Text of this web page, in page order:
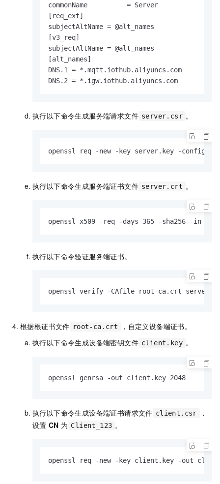
commonName          = Server
[req_ext]
subjectAltName = @alt_names
[v3_req]
subjectAltName = @alt_names
[alt_names]
DNS.1 = *.mqtt.iothub.aliyuncs.com
DNS.2 = *.igw.iothub.aliyuncs.com
执行以下命令生成服务端请求文件 server.csr 。
openssl req -new -key server.key -config
执行以下命令生成服务端证书文件 server.crt 。
openssl x509 -req -days 365 -sha256 -in
执行以下命令验证服务端证书。
openssl verify -CAfile root-ca.crt
根据根证书文件 root-ca.crt
，自定义设备端证书。
执行以下命令生成设备端密钥文件 client.key 。
openssl genrsa -out client.key 2048
执行以下命令生成设备端证书请求文件 client.csr
，
设置 CN 为 Client_123 。
openssl req -new -key client.key -out